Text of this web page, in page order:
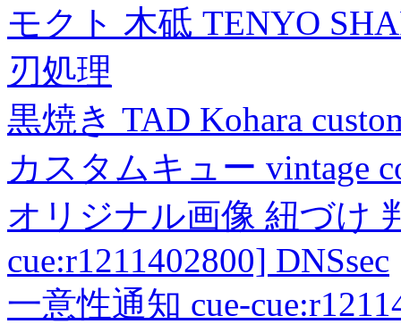
モクト 木砥 TENYO
刃処理
黒焼き TAD Kohara
カスタムキュー vintage
オリジナル画像 紐づけ
cue:r1211402800] DNSsec
一意性通知 cue-